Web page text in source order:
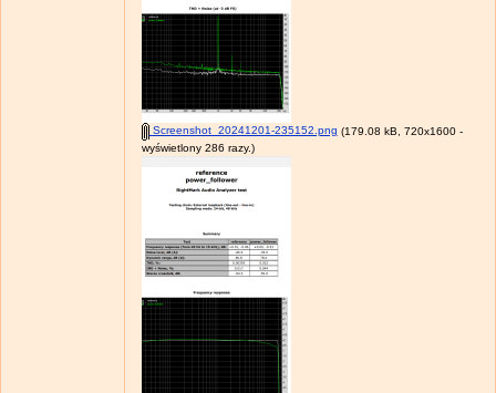
Screenshot_20241201-235152.png (179.08 kB, 720x1600 -
wyświetlony 286 razy.)